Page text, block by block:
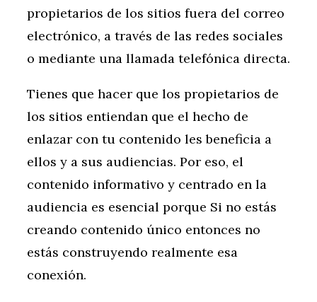
propietarios de los sitios fuera del correo
electrónico, a través de las redes sociales
o mediante una llamada telefónica directa.
Tienes que hacer que los propietarios de
los sitios entiendan que el hecho de
enlazar con tu contenido les beneficia a
ellos y a sus audiencias. Por eso, el
contenido informativo y centrado en la
audiencia es esencial porque Si no estás
creando contenido único entonces no
estás construyendo realmente esa
conexión.